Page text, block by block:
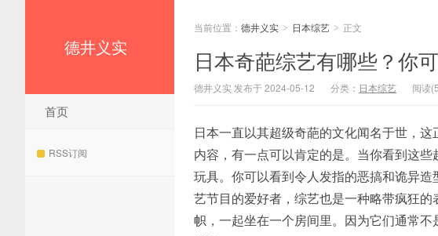
德井义实
首页
RSS订阅
当前位置： 德井义实 > 日本综艺 > 正文
日本奇葩综艺有哪些？你
德井义实 发布于 2024-05-12 分类： 日本综艺 阅读
日本一直以其超级奇葩的文化闻名于世，
内容，有一点可以肯定的是。当你看到这
玩具。你可以看到令人发指的恶搞和诡异
艺节目的爱好者，综艺也是一种略带疯狂
帜，一起坐在一个房间里。因为它们通常